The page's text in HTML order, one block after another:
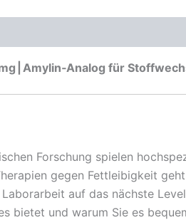
| Amylin‑Analog für
Forschung spielen
gegen Fettleibigkeit
auf das nächste
bietet und warum Sie es